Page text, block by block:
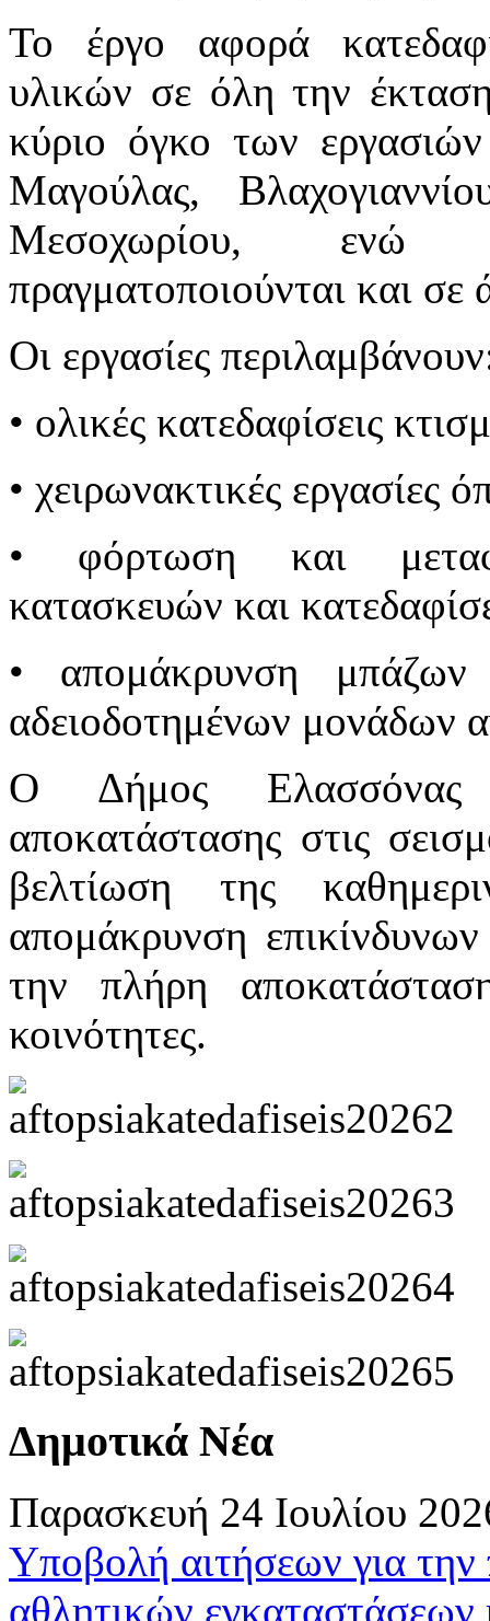
Το έργο αφορά
υλικών σε όλη την
κύριο όγκο των εργασιών
Μαγούλας,
Μεσοχωρίου, ενώ
πραγματοποιούνται και σε
Οι εργασίες
• ολικές κατεδαφίσεις
• χειρωνακτικές εργασίες
• φόρτωση και
κατασκευών και
• απομάκρυνση μπάζων
αδειοδοτημένων μονάδων
Ο Δήμος Ελασσόνας
αποκατάστασης στις
βελτίωση της
απομάκρυνση
την πλήρη
κοινότητες.
Δημοτικά Νέα
Παρασκευή 24 Ιουλίου
Υποβολή αιτήσεων για
αθλητικών